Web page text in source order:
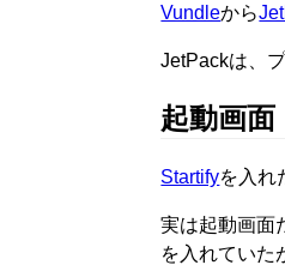
Vundleから
JetPackは、
起動画面
Startifyを入れ
実は起動画面
を入れていた